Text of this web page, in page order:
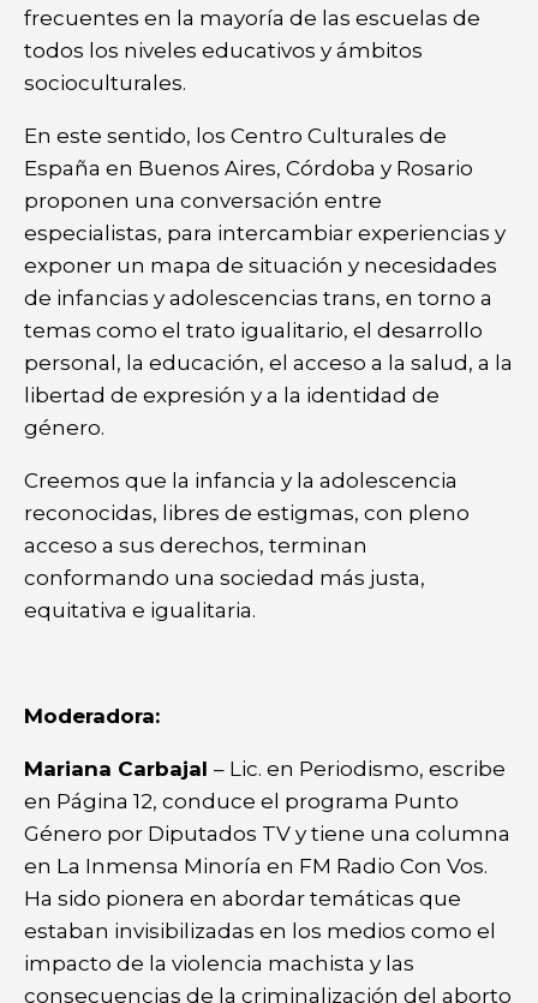
frecuentes en la mayoría de las escuelas de
todos los niveles educativos y ámbitos
socioculturales.
En este sentido, los Centro Culturales de
España en Buenos Aires, Córdoba y Rosario
proponen una conversación entre
especialistas, para intercambiar experiencias y
exponer un mapa de situación y necesidades
de infancias y adolescencias trans, en torno a
temas como el trato igualitario, el desarrollo
personal, la educación, el acceso a la salud, a la
libertad de expresión y a la identidad de
género.
Creemos que la infancia y la adolescencia
reconocidas, libres de estigmas, con pleno
acceso a sus derechos, terminan
conformando una sociedad más justa,
equitativa e igualitaria.
Moderadora:
Mariana Carbajal – Lic. en Periodismo, escribe
en Página 12, conduce el programa Punto
Género por Diputados TV y tiene una columna
en La Inmensa Minoría en FM Radio Con Vos.
Ha sido pionera en abordar temáticas que
estaban invisibilizadas en los medios como el
impacto de la violencia machista y las
consecuencias de la criminalización del aborto